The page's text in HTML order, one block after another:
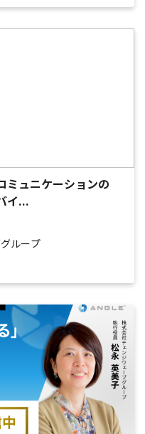
ミュニケーションの
イ...
ループ